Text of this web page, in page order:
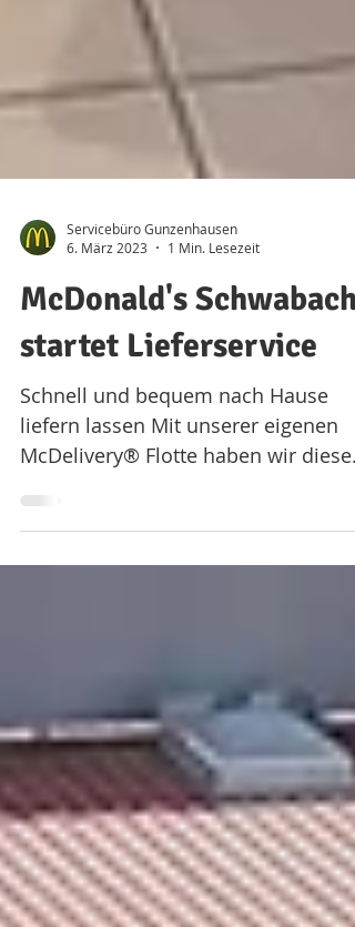
Servicebüro Gunzenhausen
6. März 2023
1 Min. Lesezeit
McDonald's Schwabach
startet Lieferservice
Schnell und bequem nach Hause
McDelivery® Flotte haben wir diese
Woche unseren Lieferservice in...